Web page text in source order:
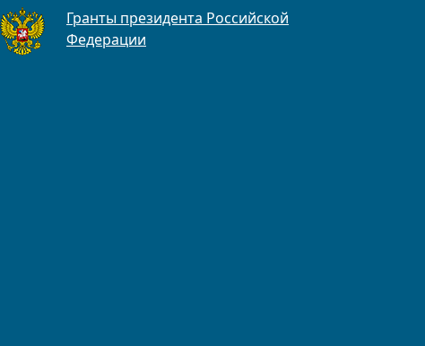
Гранты президента Российской
Федерации